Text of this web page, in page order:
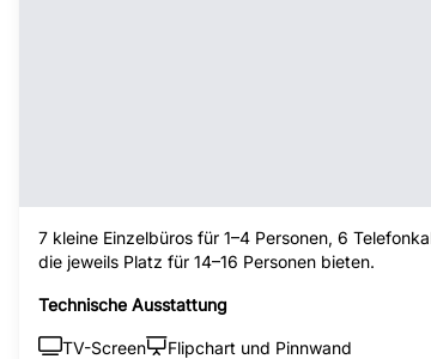
7 kleine Einzelbüros für 1–4 Personen, 6
die jeweils Platz für 14–16 Personen bieten.
Technische Ausstattung
TV-Screen Flipchart und Pinnwand